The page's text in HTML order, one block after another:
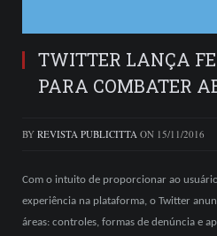
TWITTER LANÇA
PARA COMBATER
BY REVISTA PUBLICITTA ON 15/11/2016
Com o intuito de proporcionar ao
experiência na plataforma, o Twitter
áreas: controles, formas de denúncia e